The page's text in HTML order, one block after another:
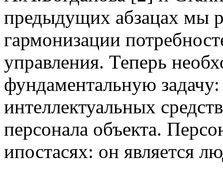
предыдущих абзацах мы
гармонизации
управления. Теперь
фундаментальную задачу:
интеллектуальных
персонала объекта.
ипостасях: он является